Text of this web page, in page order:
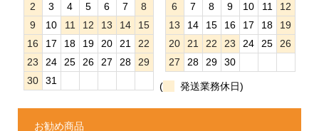
2
3 4 5 6 7
8
9
10 11 12 13 14
15
16
17 18 19 20 21
22
23
24 25 26 27 28
29
30
31
6
7 8 9 10 11
12
13
14 15 16 17 18
19
20
21 22 23 24 25
26
27
28 29 30
( 発送業務休日)
お勧め商品